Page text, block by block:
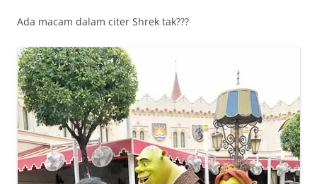
Ada macam dalam citer Shrek tak???